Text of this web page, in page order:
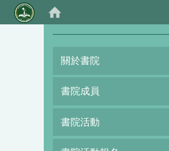
關於書院
書院成員
書院活動